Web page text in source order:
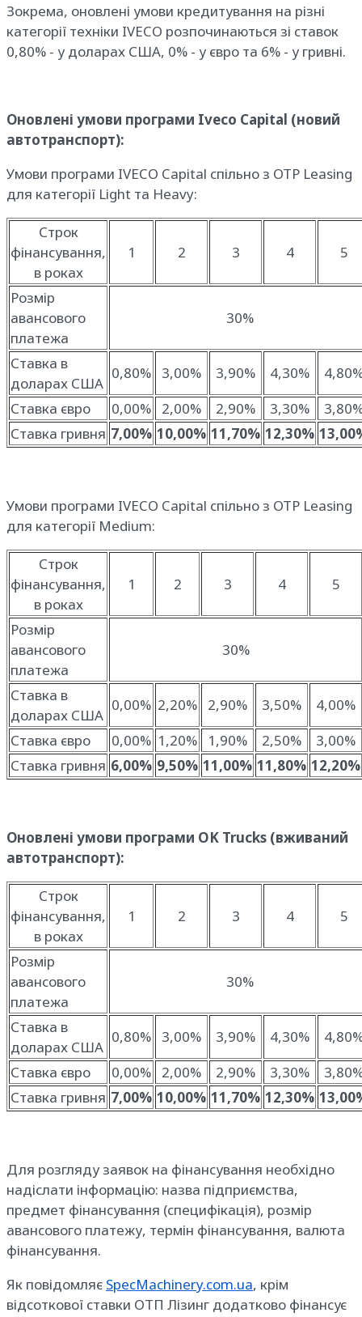
Зокрема, оновлені умови кредитування на різні
категорії техніки IVECO розпочинаються зі ставок
0,80% - у доларах США, 0% - у євро та 6% - у гривні.
Оновлені умови програми Iveco Capital (новий
автотранспорт):
Умови програми IVECO Capital спільно з OTP Leasing
для категорії Light та Heavy:
Строк
фінансування,
в роках
1 2 3 4 5
Розмір
авансового
платежа
30%
Ставка в
доларах США
0,80% 3,00% 3,90% 4,30%
Ставка євро
0,00% 2,00% 2,90% 3,30%
Ставка гривня 7,00% 10,00% 11,70% 12,30%
Умови програми IVECO Capital спільно з OTP Leasing
для категорії Medium:
Строк
фінансування,
в роках
1 2 3 4 5
Розмір
авансового
платежа
30%
Ставка в
доларах США
0,00% 2,20% 2,90% 3,50%
4,00%
Ставка євро
0,00% 1,20% 1,90% 2,50%
3,00%
Ставка гривня 6,00% 9,50% 11,00% 11,80% 12,20%
Оновлені умови програми OK Trucks (вживаний
автотранспорт):
Строк
фінансування,
в роках
1 2 3 4 5
Розмір
авансового
платежа
30%
Ставка в
доларах США
0,80% 3,00% 3,90% 4,30%
Ставка євро
0,00% 2,00% 2,90% 3,30%
Ставка гривня 7,00% 10,00% 11,70% 12,30%
Для розгляду заявок на фінансування необхідно
надіслати інформацію: назва підприємства,
предмет фінансування (специфікація), розмір
авансового платежу, термін фінансування, валюта
фінансування.
Як повідомляє SpecMachinery.com.ua, крім
відсоткової ставки ОТП Лізинг додатково фінансує